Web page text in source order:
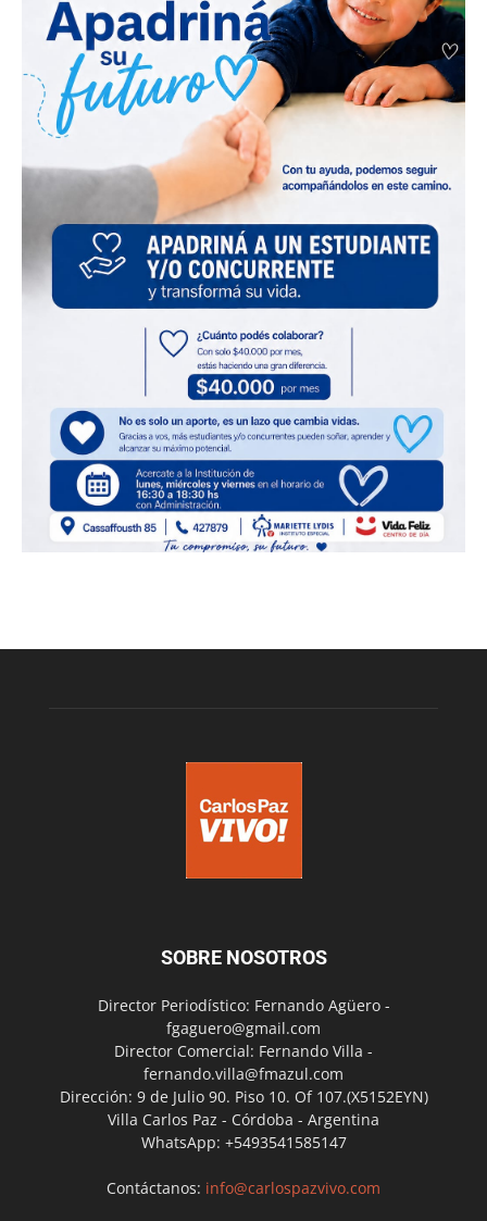
SOBRE NOSOTROS
Director Periodístico: Fernando Agüero -
fgaguero@gmail.com
Director Comercial: Fernando Villa -
fernando.villa@fmazul.com
Dirección: 9 de Julio 90. Piso 10. Of 107.(X5152EYN)
Villa Carlos Paz - Córdoba - Argentina
WhatsApp: +5493541585147
Contáctanos: info@carlospazvivo.com